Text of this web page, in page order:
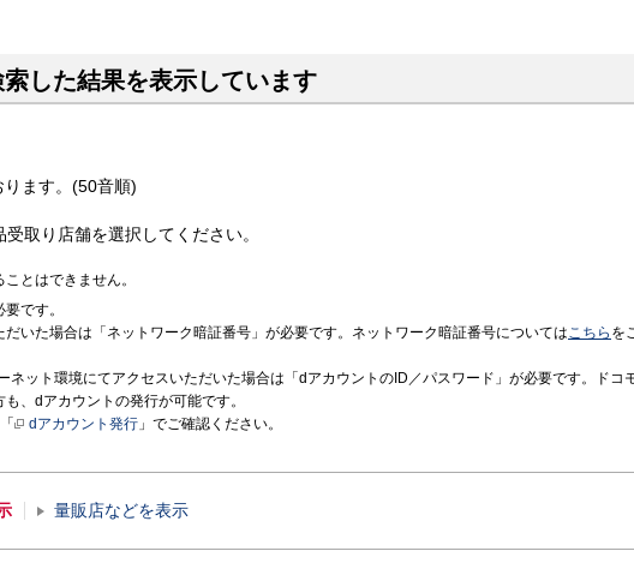
した結果を表示しています
ます。(50音順)
取り店舗を選択してください。
とはできません。
です。
だいた場合は「ネットワーク暗証番号」が必要です。ネットワーク暗証番号についてはこちら を
ネット環境にてアクセスいただいた場合は「dアカウントのID／パスワード」が必要です。ドコ
、dアカウントの発行が可能です。
dアカウント発行 」でご確認ください。
量販店などを表示